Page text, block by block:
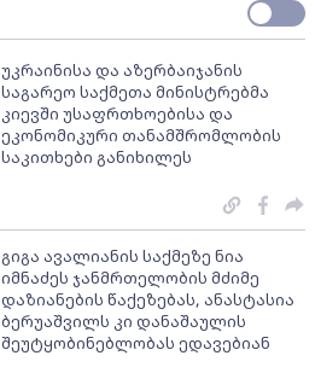
უკრაინისა და აზერბაიჯანის
საგარეო საქმეთა მინისტრებმა
კიევში უსაფრთხოებისა და
ეკონომიკური თანამშრომლობის
საკითხები განიხილეს
გიგა ავალიანის საქმეზე ნია
იმნაძეს ჯანმრთელობის მძიმე
დაზიანების წაქეზებას, ანასტასია
ბერუაშვილს კი დანაშაულის
შეუტყობინებლობას ედავებიან